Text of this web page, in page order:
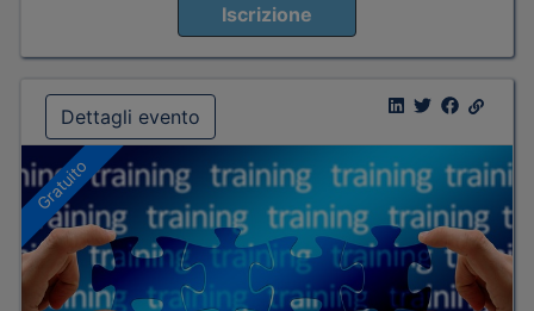
Iscrizione
Dettagli evento
Gratuito